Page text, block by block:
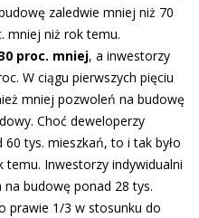
zaledwie mniej niż 70
mniej niż rok temu.
proc. mniej, a inwestorzy
W ciągu pierwszych pięciu
mniej pozwoleń na budowę
Choć deweloperzy
60 tys. mieszkań, to i tak było
Inwestorzy indywidualni
budowę ponad 28 tys.
prawie 1/3 w stosunku do